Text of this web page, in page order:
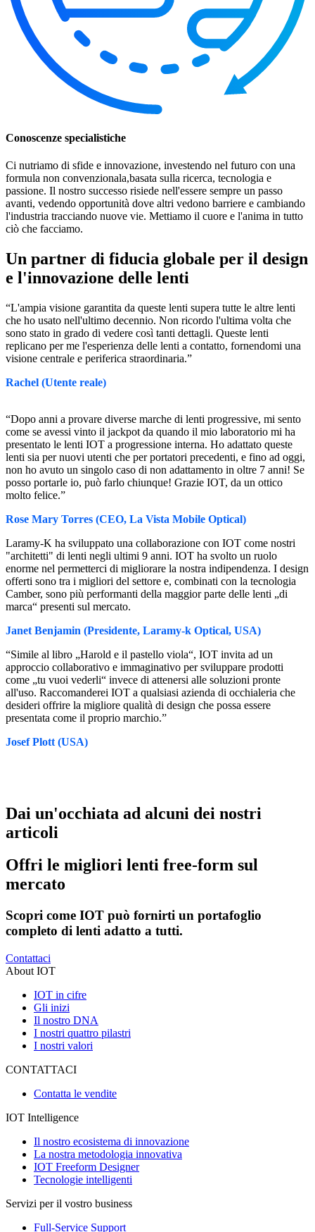
Conoscenze specialistiche
Ci nutriamo di sfide e innovazione, investendo nel futuro con una
formula non convenzionala,basata sulla ricerca, tecnologia e
passione. Il nostro successo risiede nell'essere sempre un passo
avanti, vedendo opportunità dove altri vedono barriere e cambiando
l'industria tracciando nuove vie. Mettiamo il cuore e l'anima in tutto
ciò che facciamo.
Un partner di fiducia globale per il design
e l'innovazione delle lenti
“L'ampia visione garantita da queste lenti supera tutte le altre lenti
che ho usato nell'ultimo decennio. Non ricordo l'ultima volta che
sono stato in grado di vedere così tanti dettagli. Queste lenti
replicano per me l'esperienza delle lenti a contatto, fornendomi una
visione centrale e periferica straordinaria.”
Rachel (Utente reale)
“Dopo anni a provare diverse marche di lenti progressive, mi sento
come se avessi vinto il jackpot da quando il mio laboratorio mi ha
presentato le lenti IOT a progressione interna. Ho adattato queste
lenti sia per nuovi utenti che per portatori precedenti, e fino ad oggi,
non ho avuto un singolo caso di non adattamento in oltre 7 anni! Se
posso portarle io, può farlo chiunque! Grazie IOT, da un ottico
molto felice.”
Rose Mary Torres (CEO, La Vista Mobile Optical)
Laramy-K ha sviluppato una collaborazione con IOT come nostri
"architetti" di lenti negli ultimi 9 anni. IOT ha svolto un ruolo
enorme nel permetterci di migliorare la nostra indipendenza. I design
offerti sono tra i migliori del settore e, combinati con la tecnologia
Camber, sono più performanti della maggior parte delle lenti „di
marca“ presenti sul mercato.
Janet Benjamin (Presidente, Laramy-k Optical, USA)
“Simile al libro „Harold e il pastello viola“, IOT invita ad un
approccio collaborativo e immaginativo per sviluppare prodotti
come „tu vuoi vederli“ invece di attenersi alle soluzioni pronte
all'uso. Raccomanderei IOT a qualsiasi azienda di occhialeria che
desideri offrire la migliore qualità di design che possa essere
presentata come il proprio marchio.”
Josef Plott (USA)
Dai un'occhiata ad alcuni dei nostri
articoli
Offri le migliori lenti free-form sul
mercato
Scopri come IOT può fornirti un portafoglio
completo di lenti adatto a tutti.
Contattaci
About IOT
IOT in cifre
Gli inizi
Il nostro DNA
I nostri quattro pilastri
I nostri valori
CONTATTACI
Contatta le vendite
IOT Intelligence
Il nostro ecosistema di innovazione
La nostra metodologia innovativa
IOT Freeform Designer
Tecnologie intelligenti
Servizi per il vostro business
Full-Service Support